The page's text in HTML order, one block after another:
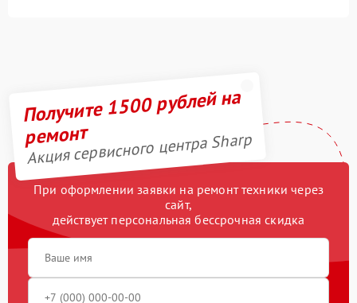
Получите 1500 рублей на
ремонт
Акция сервисного центра Sharp
При оформлении заявки на ремонт техники через
сайт,
действует персональная бессрочная скидка